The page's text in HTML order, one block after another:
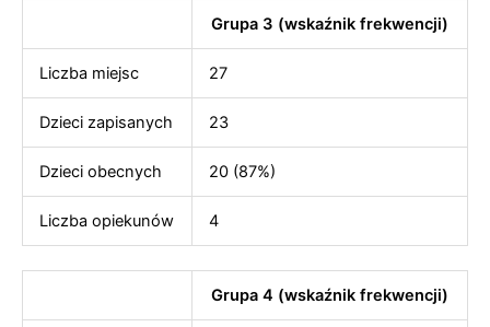
Grupa 3 (wskaźnik frekwencji)
Liczba miejsc 27
Dzieci zapisanych 23
Dzieci obecnych 20 (87%)
Liczba opiekunów 4
Grupa 4 (wskaźnik frekwencji)